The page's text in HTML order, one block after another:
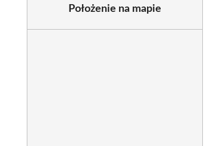
Położenie na mapie